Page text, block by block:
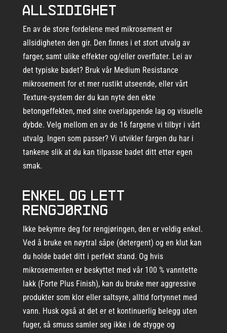
Allsidighet
En av de store fordelene med mikrosement er
allsidigheten den gir. Den finnes i et stort utvalg av
farger, samt ulike effekter og/eller overflater. Lei av
det typiske badet? Bruk vår Medium Resistance
mikrosement for et mer rustikt utseende, eller vårt
Texture-system der du kan nyte den ekte
betongeffekten, med sine overlappende lag og visuelle
dybde. Velg mellom en av de 16 fargene vi tilbyr i vårt
utvalg. Ingen som passer? Vi utvikler fargen du har i
tankene slik at du kan tilpasse badet ditt etter egen
smak.
Enkel og lett
rengjøring
Ikke bekymre deg for rengjøringen, den er veldig enkel.
Ved å bruke en nøytral såpe (detergent) og en klut kan
du holde badet ditt i perfekt stand. Og hvis
mikrosementen er beskyttet med vår 100 % vanntette
lakk (Forte Plus Finish), kan du bruke mer aggressive
produkter som klor eller saltsyre, alltid fortynnet med
vann. Husk også at det er et kontinuerlig belegg uten
fuger, så smuss samler seg ikke i de stygge og